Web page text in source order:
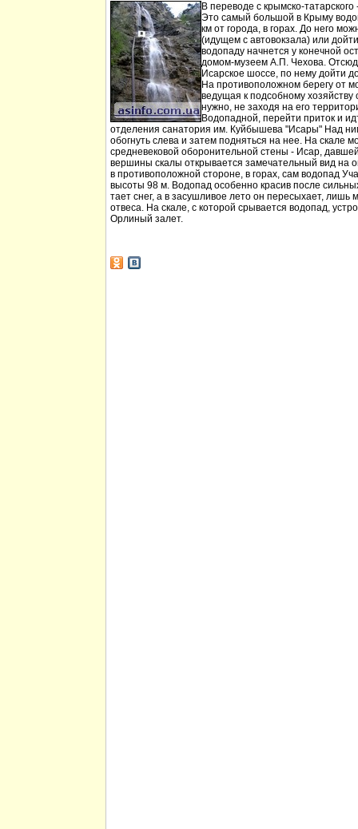
В переводе с крымско-
Это самый большой в Крыму
км от города, в горах. До него
(идущем с автовокзала) или
водопаду начнется у конечной
домом-музеем А.П. Чехова.
Исарское шоссе, по нему дойти
На противоположном берегу от
ведущая к подсобному
нужно, не заходя на его
Водопадной, перейти приток и
отделения санатория им. Куйбышева "Исары" Над
обогнуть слева и затем подняться на нее. На скале
средневековой оборонительной стены - Исар,
вершины скалы открывается замечательный вид на
в противоположной стороне, в горах, сам водопад
высоты 98 м. Водопад особенно красив после
тает снег, а в засушливое лето он пересыхает, лишь
отвеса. На скале, с которой срывается водопад,
Орлиный залет.